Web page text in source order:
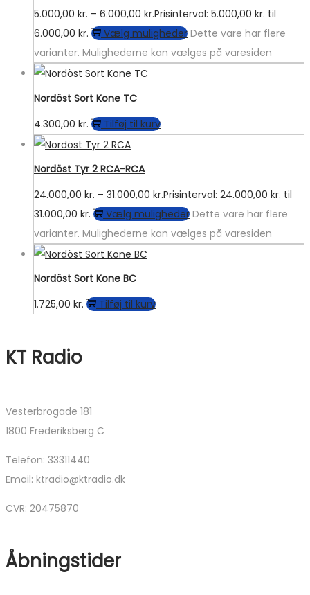
5.000,00 kr. – 6.000,00 kr.Prisinterval: 5.000,00 kr. til
6.000,00 kr.
Vælg muligheder Dette vare har flere
varianter. Mulighederne kan vælges på varesiden
Nordöst Sort Kone TC
4.300,00 kr. Tilføj til kurv
Nordöst Tyr 2 RCA-RCA
24.000,00 kr. – 31.000,00 kr.Prisinterval: 24.000,00 kr. til
31.000,00 kr.
Vælg muligheder Dette vare har flere
varianter. Mulighederne kan vælges på varesiden
Nordöst Sort Kone BC
1.725,00 kr. Tilføj til kurv
KT Radio
Vesterbrogade 181
1800 Frederiksberg C
Telefon: 33311440
Email: ktradio@ktradio.dk
CVR: 20475870
Åbningstider